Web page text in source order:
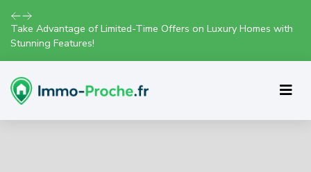
Take Advantage of Limited-Time Offers on Luxury Homes with
Stunning Features!